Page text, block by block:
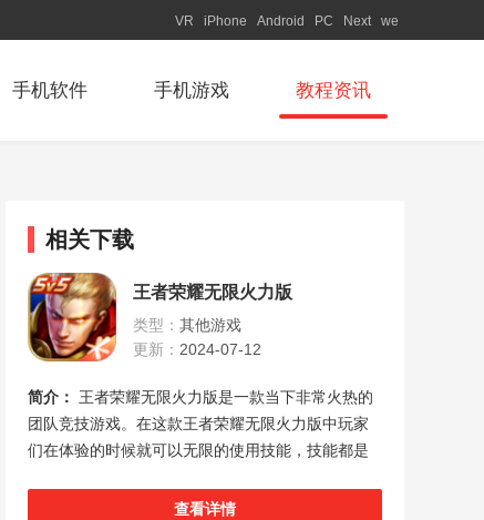
VR iPhone Android PC Next we
手机软件 手机游戏 教程资讯
相关下载
王者荣耀无限火力版
类型： 其他游戏
更新： 2024-07-12
简介：
王者荣耀无限火力版是一款当下非常火热的
团队竞技游戏。在这款王者荣耀无限火力版中玩家
们在体验的时候就可以无限的使用技能，技能都是
自由的击败敌人，从而体验到游戏中的各种有趣体
查看详情